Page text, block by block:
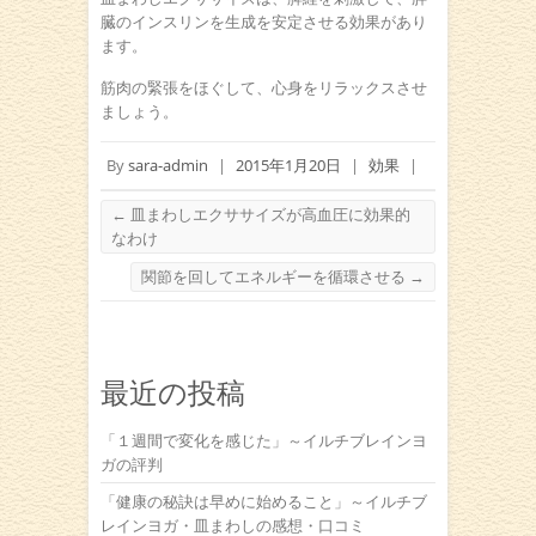
臓のインスリンを生成を安定させる効果があり
ます。
筋肉の緊張をほぐして、心身をリラックスさせ
ましょう。
Bysara-admin | 2015年1月20日 | 効果 |
← 皿まわしエクササイズが高血圧に効果的
なわけ
関節を回してエネルギーを循環させる →
最近の投稿
「１週間で変化を感じた」～イルチブレインヨ
ガの評判
「健康の秘訣は早めに始めること」～イルチブ
レインヨガ・皿まわしの感想・口コミ